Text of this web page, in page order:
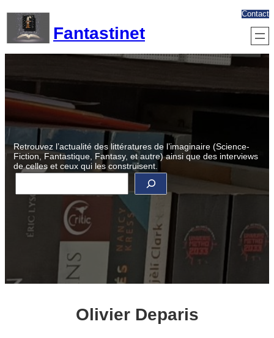
contenu
Fantastinet
Contact
Retrouvez l’actualité des littératures de l’imaginaire (Science-
Fiction, Fantastique, Fantasy, et autre) ainsi que des interviews
de celles et ceux qui les construisent.
R
c
Olivier Deparis